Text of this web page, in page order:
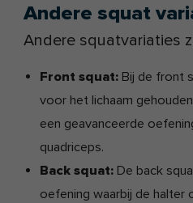
Andere squat
Andere squatvariaties
Front squat:Bij de front
voor het lichaam
een geavanceerde
quadriceps.
Back squat:De back
oefening waarbij de halter